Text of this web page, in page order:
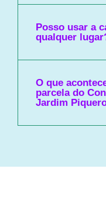
Posso usar a
qualquer
O que
parcela do
Jardim